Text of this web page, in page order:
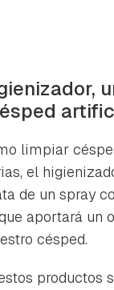
limpiar
el
de un spray
aportará un
césped.
productos